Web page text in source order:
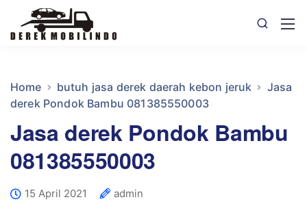
Home butuh jasa derek daerah kebon jeruk
Jasa
derek Pondok Bambu 081385550003
Jasa derek Pondok Bambu
081385550003
15 April 2021
admin